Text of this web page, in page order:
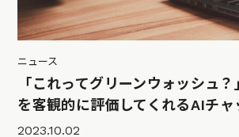
ニュース
「これってグリーンウォッシュ
を客観的に評価してくれるAIチャ
2023.10.02